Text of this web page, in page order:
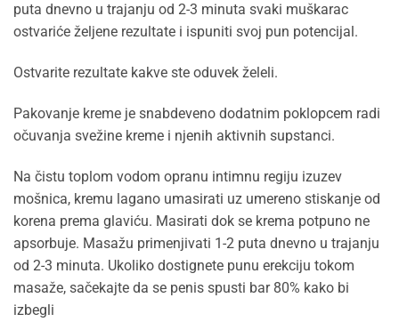
puta dnevno u trajanju od 2-3 minuta svaki muškarac
ostvariće željene rezultate i ispuniti svoj pun potencijal.
Ostvarite rezultate kakve ste oduvek želeli.
Pakovanje kreme je snabdeveno dodatnim poklopcem radi
očuvanja svežine kreme i njenih aktivnih supstanci.
Na čistu toplom vodom opranu intimnu regiju izuzev
mošnica, kremu lagano umasirati uz umereno stiskanje od
korena prema glaviću. Masirati dok se krema potpuno ne
apsorbuje. Masažu primenjivati 1-2 puta dnevno u trajanju
od 2-3 minuta. Ukoliko dostignete punu erekciju tokom
masaže, sačekajte da se penis spusti bar 80% kako bi
izbegli